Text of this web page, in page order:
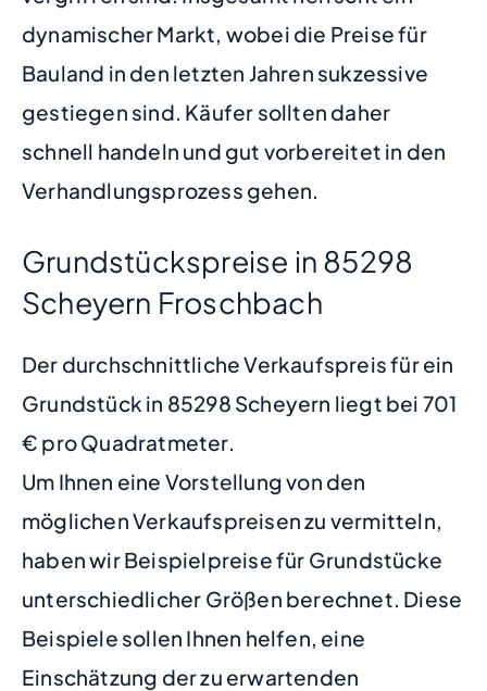
dynamischer Markt, wobei die Preise für
Bauland in den letzten Jahren sukzessive
gestiegen sind. Käufer sollten daher
schnell handeln und gut vorbereitet in den
Verhandlungsprozess gehen.
Grundstückspreise in 85298
Scheyern Froschbach
Der durchschnittliche Verkaufspreis für ein
Grundstück in 85298 Scheyern liegt bei 701
€ pro Quadratmeter.
Um Ihnen eine Vorstellung von den
möglichen Verkaufspreisen zu vermitteln,
haben wir Beispielpreise für Grundstücke
unterschiedlicher Größen berechnet. Diese
Beispiele sollen Ihnen helfen, eine
Einschätzung der zu erwartenden